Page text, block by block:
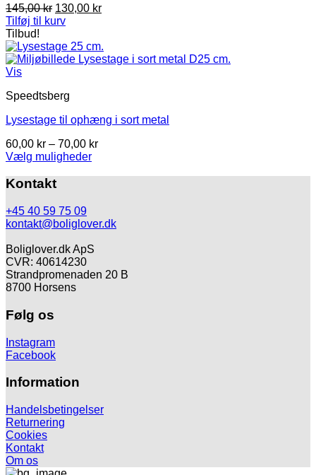
145,00kr Den
oprindelige
var:
145,00 kr.
130,00 krDen
130,00 kr.
Tilføj til kurv
Tilbud!
Vis
Speedtsberg
Lysestage til ophæng i sort metal
60,00 kr – 70,00 krPrisinterval:
Vælg muligheder
vare
flere
varianter.
Mulighederne
kan
vælges
på
varesiden
Kontakt
+45 40 59 75 09
kontakt@boliglover.dk
Boliglover.dk ApS
CVR: 40614230
Strandpromenaden 20 B
8700 Horsens
Følg os
Instagram
Facebook
Information
Handelsbetingelser
Returnering
Cookies
Kontakt
Om os